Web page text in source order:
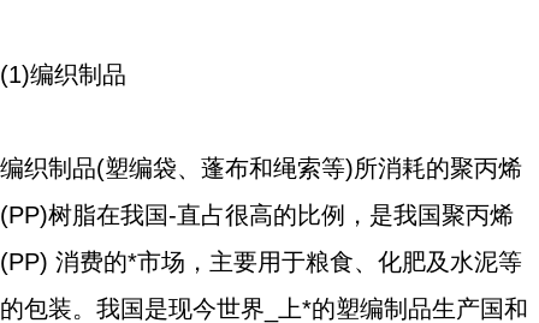
(1)编织制品
编织制品(塑编袋、蓬布和绳索等)所消耗的聚丙烯
(PP)树脂在我国-直占很高的比例，是我国聚丙烯
(PP) 消费的*市场，主要用于粮食、化肥及水泥等
的包装。我国是现今世界_上*的塑编制品生产国和